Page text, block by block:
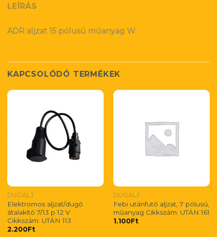
LEÍRÁS
ADR aljzat 15 pólusú műanyag W
KAPCSOLÓDÓ TERMÉKEK
DUGALJ
Elektromos aljzat/dugó
átalakító 7/13 p 12 V
Cikkszám: UTÁN 113
2.200Ft
DUGALJ
Febi utánfutó aljzat, 7 pólusú,
műanyag Cikkszám: UTÁN 161
1.100Ft